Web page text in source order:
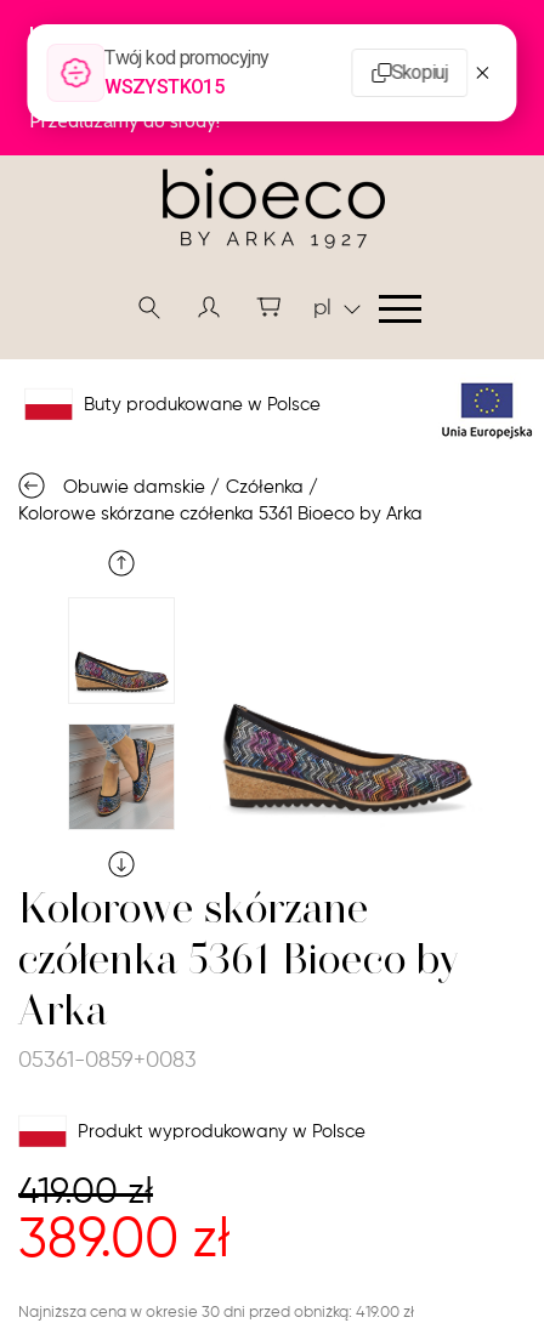
pl
Buty produkowane w Polsce
Obuwie damskie / Czółenka /
Kolorowe skórzane czółenka 5361 Bioeco by Arka
Kolorowe skórzane
czółenka 5361 Bioeco by
Arka
05361-0859+0083
Produkt wyprodukowany w Polsce
419.00zł
389.00 zł
Najniższa cena w okresie 30 dni przed obniżką: 419.00 zł